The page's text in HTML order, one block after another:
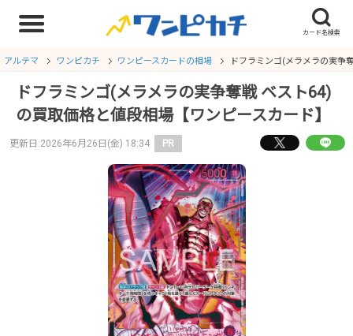
アルテマ ワンピカチ ワンピースカードの相場 ドフラミンゴ(メラメラの実争
ドフラミンゴ(メラメラの実争奪戦 ベスト64)
の買取価格と値段相場【ワンピースカード】
更新日:2026年6月26日(金) 18:34 PR